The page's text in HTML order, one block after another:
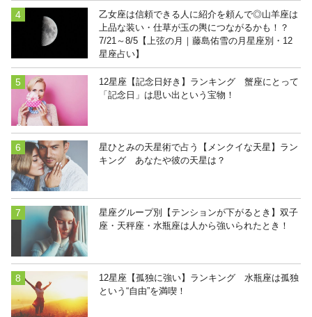
乙女座は信頼できる人に紹介を頼んで◎山羊座は
上品な装い・仕草が玉の輿につながるかも！？
7/21～8/5【上弦の月｜藤島佑雪の月星座別・12
星座占い】
12星座【記念日好き】ランキング 蟹座にとって
「記念日」は思い出という宝物！
星ひとみの天星術で占う【メンクイな天星】ラン
キング あなたや彼の天星は？
星座グループ別【テンションが下がるとき】双子
座・天秤座・水瓶座は人から強いられたとき！
12星座【孤独に強い】ランキング 水瓶座は孤独
という“自由”を満喫！